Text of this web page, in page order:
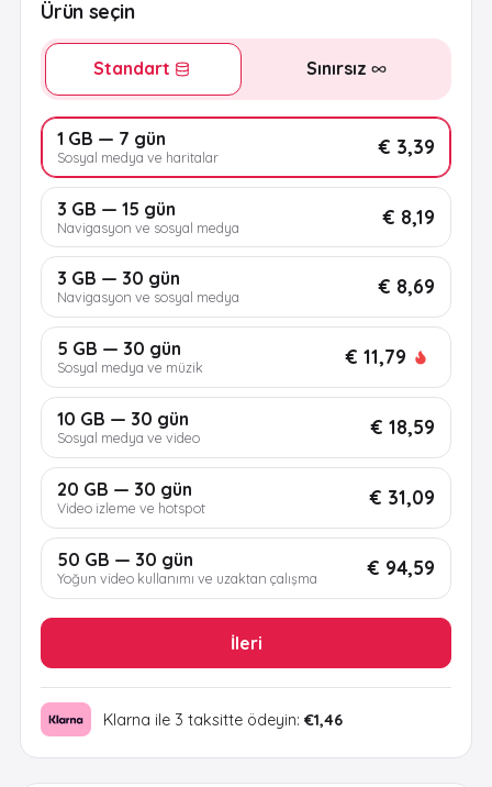
Ürün seçin
Standart Sınırsız
1 GB — 7 gün
Sosyal medya ve haritalar € 3,39
3 GB — 15 gün
Navigasyon ve sosyal medya € 8,19
3 GB — 30 gün
Navigasyon ve sosyal medya € 8,69
5 GB — 30 gün
Sosyal medya ve müzik € 11,79
10 GB — 30 gün
Sosyal medya ve video € 18,59
20 GB — 30 gün
Video izleme ve hotspot € 31,09
50 GB — 30 gün
Yoğun video kullanımı ve uzaktan çalışma € 94,59
İleri
Klarna ile 3 taksitte ödeyin: €1,46